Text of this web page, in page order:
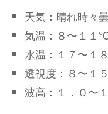
天気：晴れ時々
気温：８〜１１
水温：１７〜１
透視度：８〜１
波高：１．０〜